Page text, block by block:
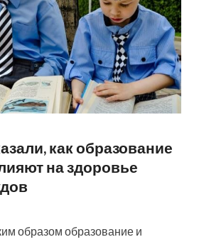
как образование
на здоровье
образом образование и